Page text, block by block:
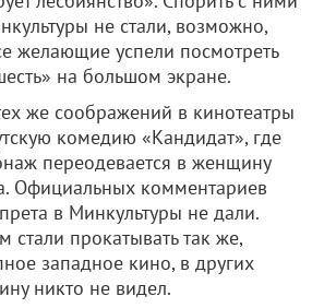
не стали, возможно,
желающие успели посмотреть
на большом экране.
же соображений в кинотеатры
комедию «Кандидат», где
переодевается в женщину
Официальных комментариев
в Минкультуры не дали.
стали прокатывать так же,
западное кино, в других
никто не видел.